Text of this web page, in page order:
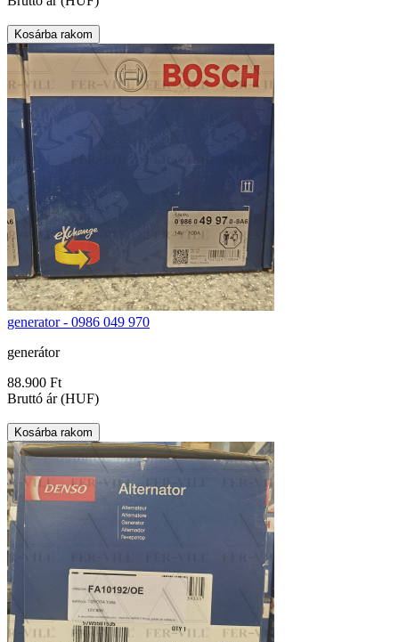
generator - 0986 049 970
generátor
88.900 Ft
Bruttó ár (HUF)